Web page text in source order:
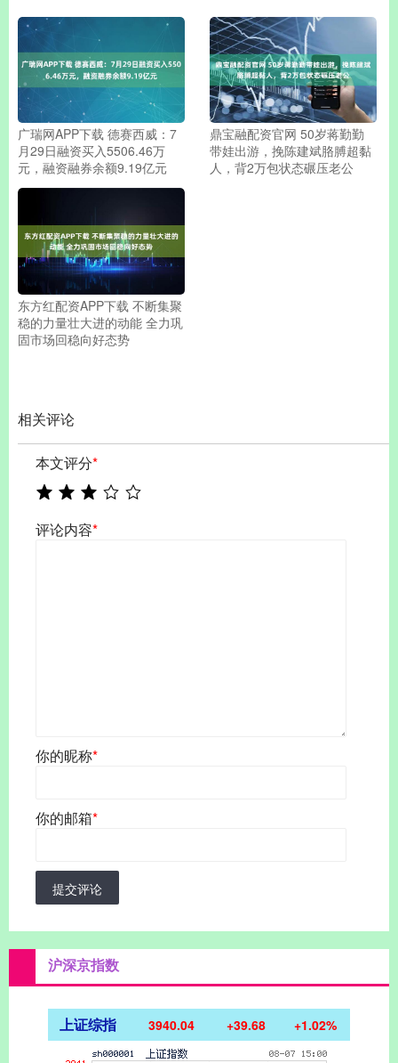
广瑞网APP下载 德赛西威：7
月29日融资买入5506.46万
元，融资融券余额9.19亿元
鼎宝融配资官网 50岁蒋勤勤
带娃出游，挽陈建斌胳膊超黏
人，背2万包状态碾压老公
东方红配资APP下载 不断集聚
稳的力量壮大进的动能 全力巩
固市场回稳向好态势
相关评论
本文评分*
评论内容*
你的昵称*
你的邮箱*
提交评论
沪深京指数
上证综指 3940.04 +39.68 +1.02%